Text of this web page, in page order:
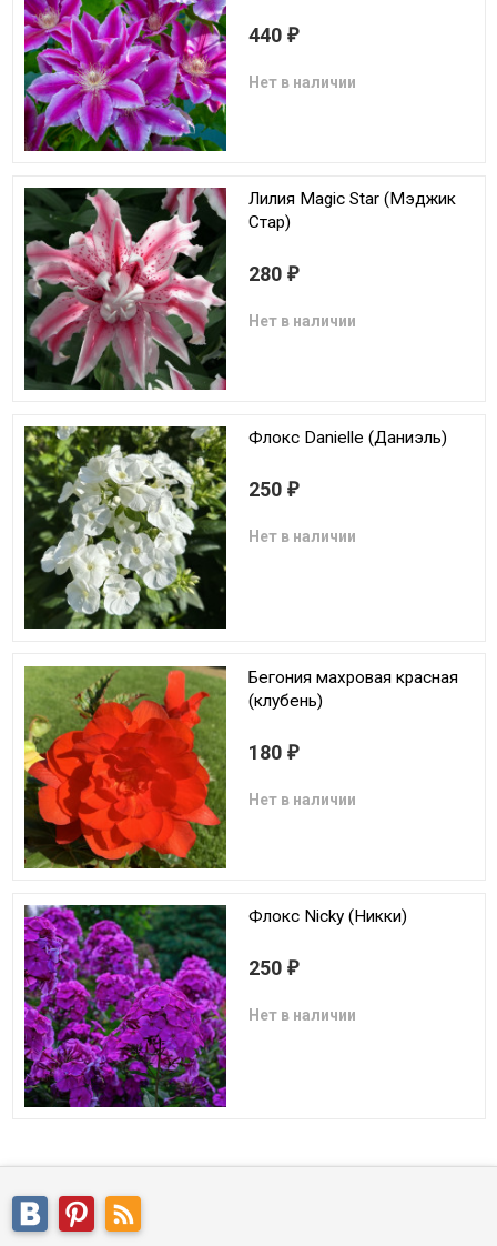
440 ₽
Нет в наличии
Лилия Magic Star (Мэджик
Стар)
280 ₽
Нет в наличии
Флокс Danielle (Даниэль)
250 ₽
Нет в наличии
Бегония махровая красная
(клубень)
180 ₽
Нет в наличии
Флокс Nicky (Никки)
250 ₽
Нет в наличии